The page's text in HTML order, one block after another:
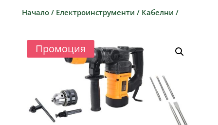
Начало/ Електроинструменти / Кабелни /
Промоция